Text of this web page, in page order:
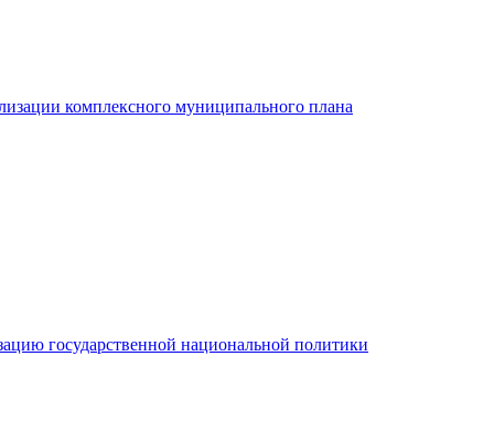
комплексного муниципального плана
государственной национальной политики